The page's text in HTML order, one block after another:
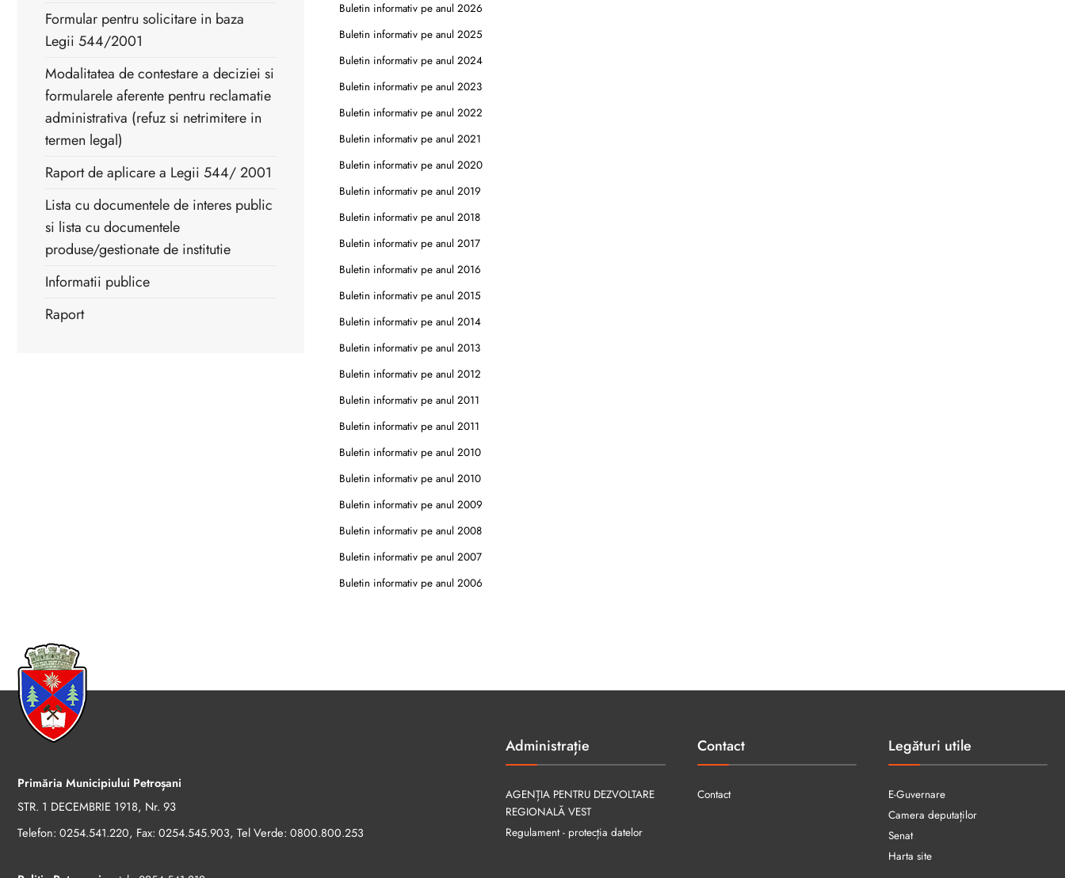
Buletin informativ pe anul 2026
Buletin informativ pe anul 2025
Buletin informativ pe anul 2024
Buletin informativ pe anul 2023
Buletin informativ pe anul 2022
Buletin informativ pe anul 2021
Buletin informativ pe anul 2020
Buletin informativ pe anul 2019
Buletin informativ pe anul 2018
Buletin informativ pe anul 2017
Buletin informativ pe anul 2016
Buletin informativ pe anul 2015
Buletin informativ pe anul 2014
Buletin informativ pe anul 2013
Buletin informativ pe anul 2012
Buletin informativ pe anul 2011
Buletin informativ pe anul 2011
Buletin informativ pe anul 2010
Buletin informativ pe anul 2010
Buletin informativ pe anul 2009
Buletin informativ pe anul 2008
Buletin informativ pe anul 2007
Buletin informativ pe anul 2006
Formular pentru solicitare in baza
Legii 544/2001
Modalitatea de contestare a deciziei si
formularele aferente pentru reclamatie
administrativa (refuz si netrimitere in
termen legal)
Raport de aplicare a Legii 544/ 2001
Lista cu documentele de interes public
si lista cu documentele
produse/gestionate de institutie
Informatii publice
Raport
Primăria Municipiului Petroșani
STR. 1 DECEMBRIE 1918, Nr. 93
Telefon: 0254.541.220, Fax: 0254.545.903, Tel Verde: 0800.800.253
Administrație
AGENȚIA PENTRU DEZVOLTARE
REGIONALĂ VEST
Regulament - protecția datelor
Contact
Contact
Legături utile
E-Guvernare
Camera deputaților
Senat
Harta site